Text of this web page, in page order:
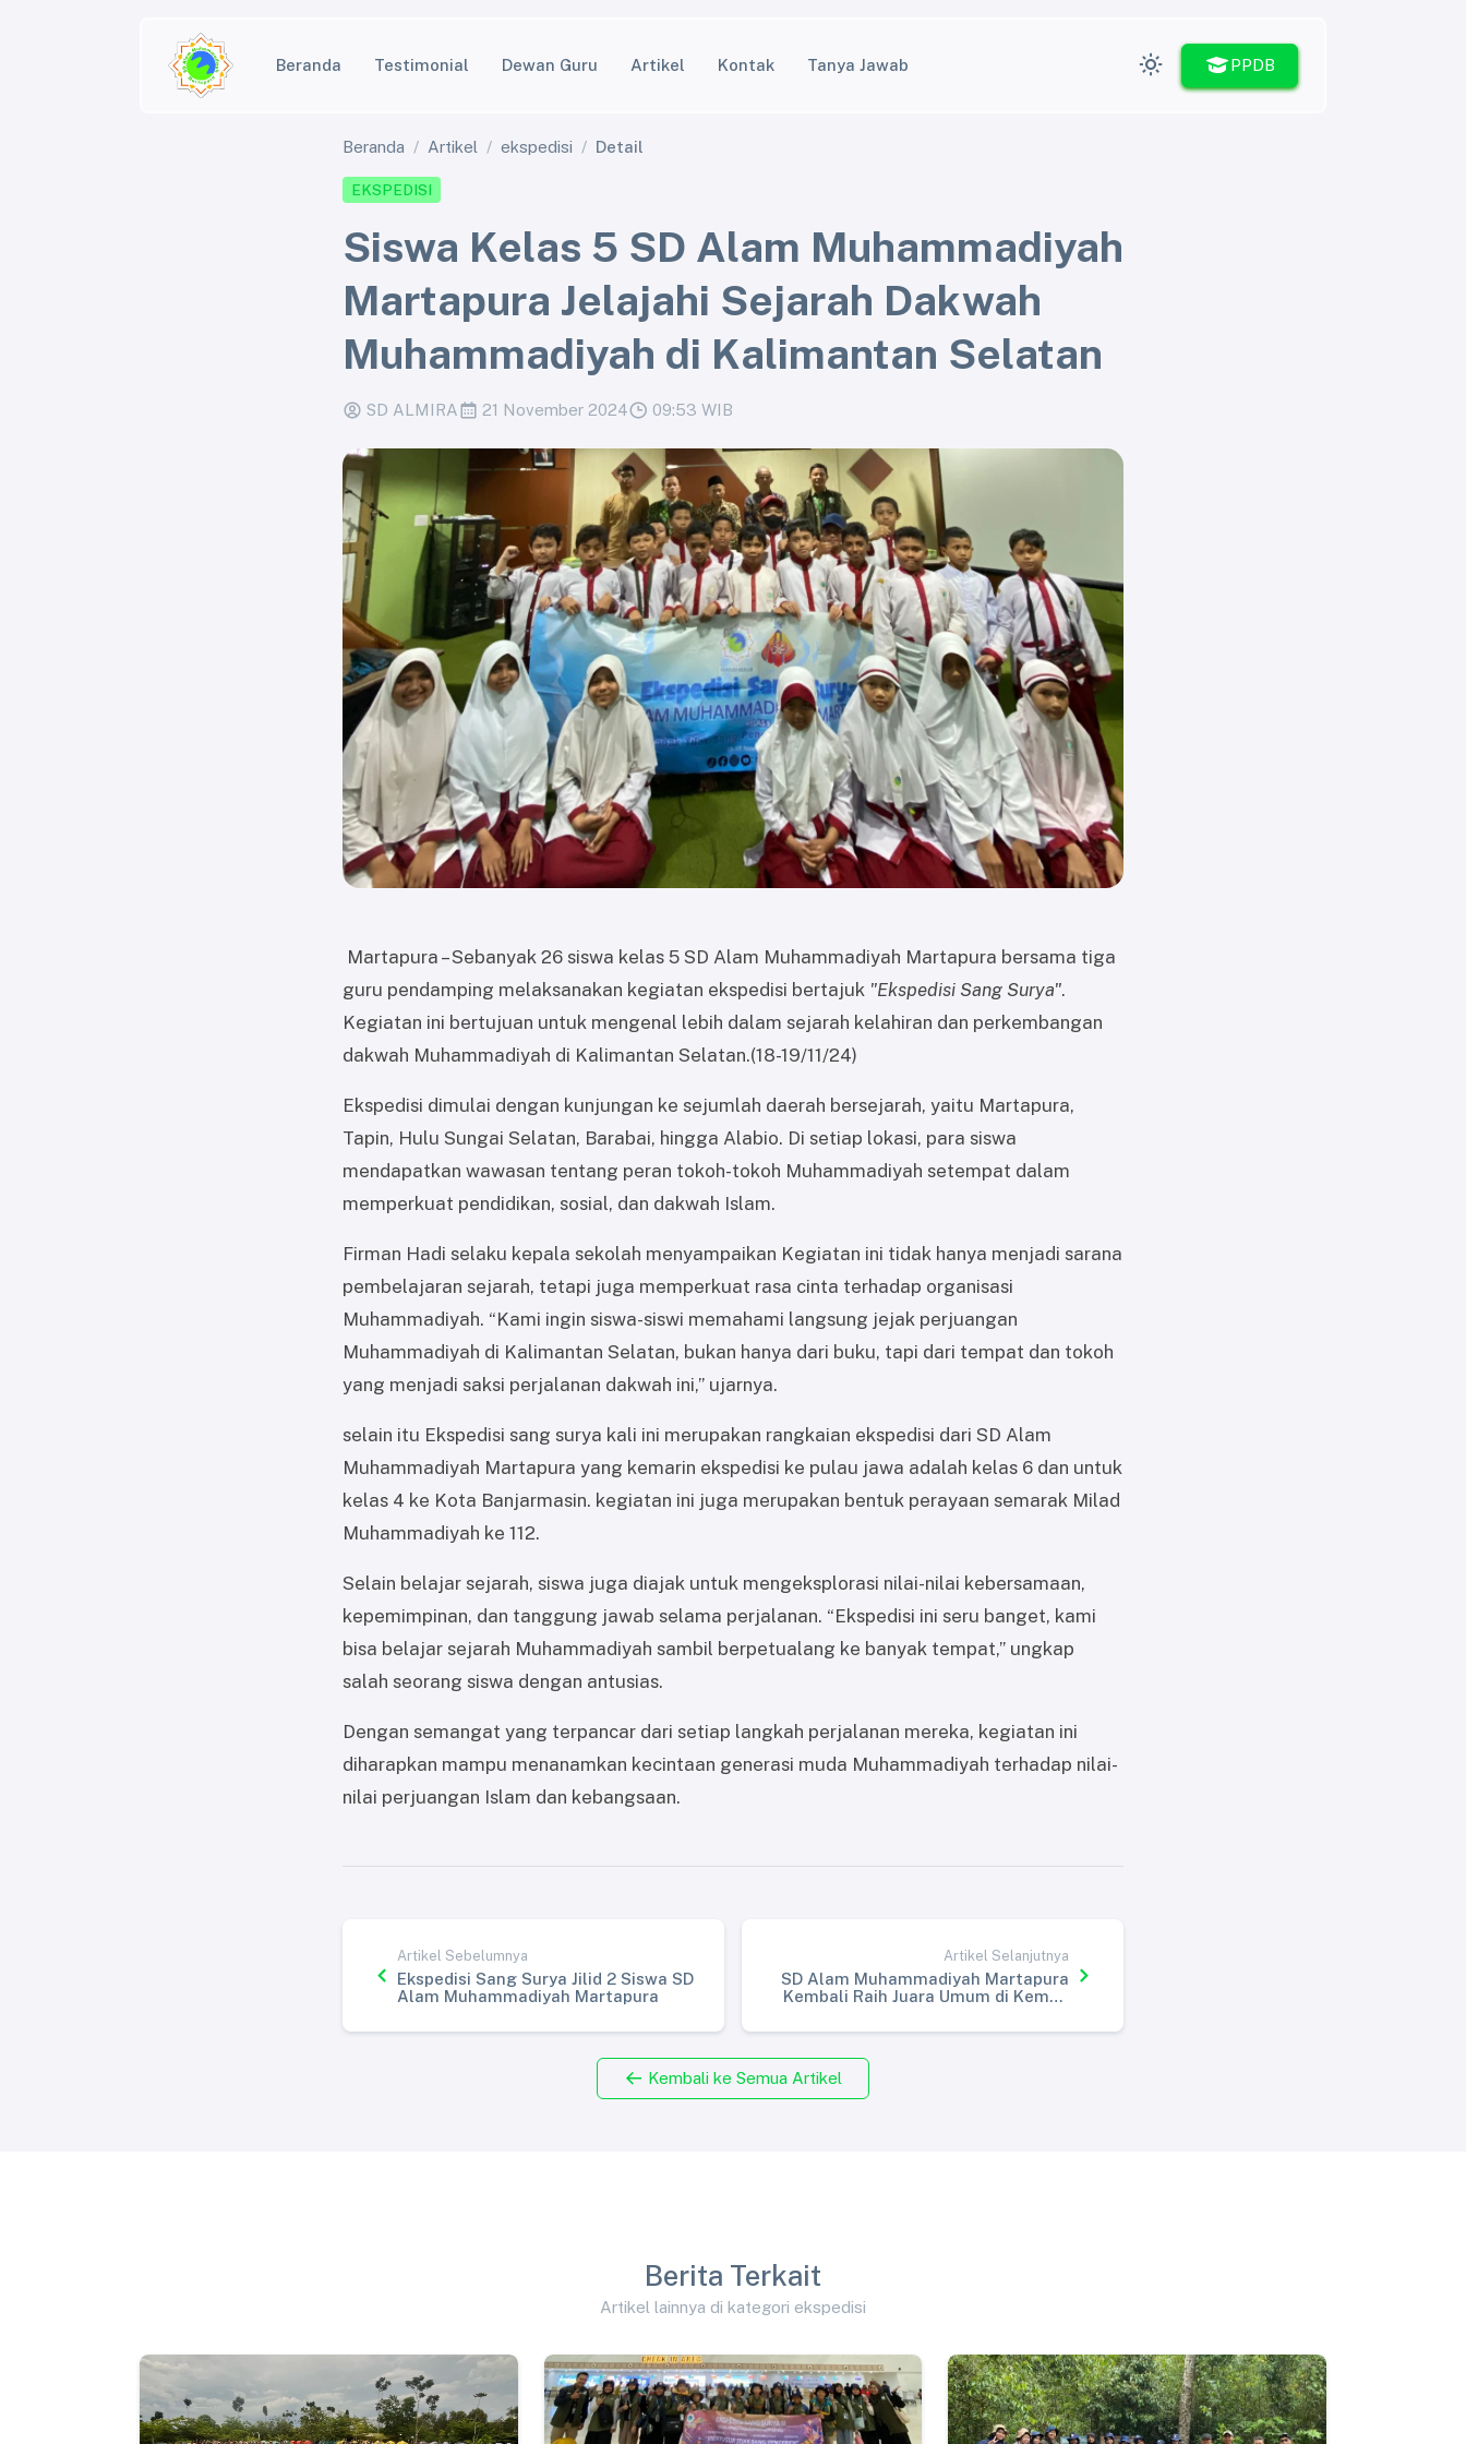
Beranda Testimonial Dewan Guru Artikel Kontak Tanya Jawab PPDB
Beranda Artikel ekspedisi Detail
EKSPEDISI
Siswa Kelas 5 SD Alam Muhammadiyah
Martapura Jelajahi Sejarah Dakwah
Muhammadiyah di Kalimantan Selatan
SD ALMIRA 21 November 2024 09:53 WIB
Martapura – Sebanyak 26 siswa kelas 5 SD Alam Muhammadiyah Martapura bersama tiga
guru pendamping melaksanakan kegiatan ekspedisi bertajuk "Ekspedisi Sang Surya".
Kegiatan ini bertujuan untuk mengenal lebih dalam sejarah kelahiran dan perkembangan
dakwah Muhammadiyah di Kalimantan Selatan.(18-19/11/24)
Ekspedisi dimulai dengan kunjungan ke sejumlah daerah bersejarah, yaitu Martapura,
Tapin, Hulu Sungai Selatan, Barabai, hingga Alabio. Di setiap lokasi, para siswa
mendapatkan wawasan tentang peran tokoh-tokoh Muhammadiyah setempat dalam
memperkuat pendidikan, sosial, dan dakwah Islam.
Firman Hadi selaku kepala sekolah menyampaikan Kegiatan ini tidak hanya menjadi sarana
pembelajaran sejarah, tetapi juga memperkuat rasa cinta terhadap organisasi
Muhammadiyah. “Kami ingin siswa-siswi memahami langsung jejak perjuangan
Muhammadiyah di Kalimantan Selatan, bukan hanya dari buku, tapi dari tempat dan tokoh
yang menjadi saksi perjalanan dakwah ini,” ujarnya.
selain itu Ekspedisi sang surya kali ini merupakan rangkaian ekspedisi dari SD Alam
Muhammadiyah Martapura yang kemarin ekspedisi ke pulau jawa adalah kelas 6 dan untuk
kelas 4 ke Kota Banjarmasin. kegiatan ini juga merupakan bentuk perayaan semarak Milad
Muhammadiyah ke 112.
Selain belajar sejarah, siswa juga diajak untuk mengeksplorasi nilai-nilai kebersamaan,
kepemimpinan, dan tanggung jawab selama perjalanan. “Ekspedisi ini seru banget, kami
bisa belajar sejarah Muhammadiyah sambil berpetualang ke banyak tempat,” ungkap
salah seorang siswa dengan antusias.
Dengan semangat yang terpancar dari setiap langkah perjalanan mereka, kegiatan ini
diharapkan mampu menanamkan kecintaan generasi muda Muhammadiyah terhadap nilai-
nilai perjuangan Islam dan kebangsaan.
Artikel Sebelumnya
Ekspedisi Sang Surya Jilid 2 Siswa SD
Alam Muhammadiyah Martapura
Artikel Selanjutnya
SD Alam Muhammadiyah Martapura
Kembali Raih Juara Umum di Kemah
Kembali ke Semua Artikel
Berita Terkait
Artikel lainnya di kategori ekspedisi